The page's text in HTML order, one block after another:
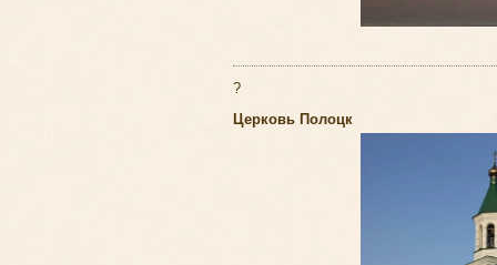
?
Церковь Полоцк